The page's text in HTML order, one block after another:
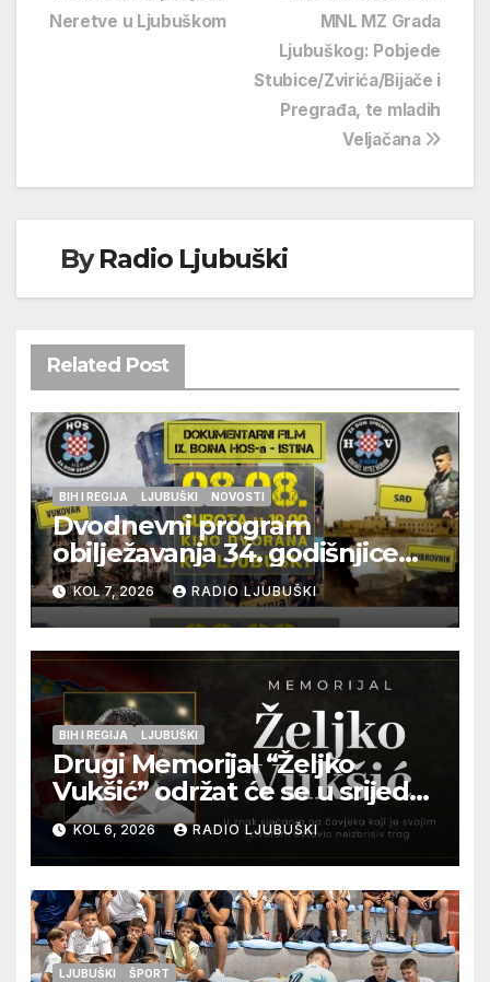
objava
MNL MZ Grada
Ljubuškog: Pobjede
Stubice/Zvirića/Bijače i
Pregrađa, te mladih
Veljačana
Neretve u Ljubuškom
ByRadio Ljubuški
Related Post
BIH I REGIJA LJUBUŠKI NOVOSTI
Dvodnevni program
obilježavanja 34. godišnjice
pogibije generala Blaža
Kraljevića i osmorice
pripadnika HOS-a
KOL 7, 2026 RADIO LJUBUŠKI
BIH I REGIJA LJUBUŠKI
Drugi Memorijal “Željko
Vukšić” održat će se u srijedu
12. kolovoza u Otoku
KOL 6, 2026 RADIO LJUBUŠKI
LJUBUŠKI ŠPORT